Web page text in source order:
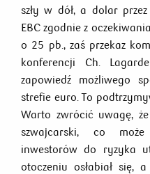
szły w dół, a dolar
EBC zgodnie z
o 25 pb., zaś przekaz
konferencji Ch.
zapowiedź możliwego
strefie euro. To
Warto zwrócić uwagę,
szwajcarski, co
inwestorów do ryzyka
otoczeniu osłabiał się,